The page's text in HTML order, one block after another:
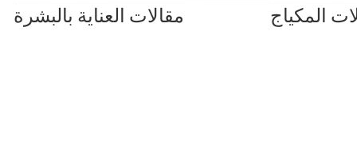
مقالات العناية بالبشرة المكياج